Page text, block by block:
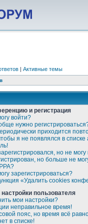
| Активные темы
и регистрация
войти?
нужно
приходится
я не появлялся в
но не могу
но больше не
зарегистрироваться?
«Удалить cookies
пользователя
мои настройки?
неправильное время!
пояс, но время всё
в списке!